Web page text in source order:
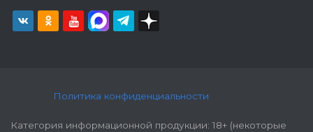
Политика конфиденциальности
Категория информационной продукции: 18+ (некоторые